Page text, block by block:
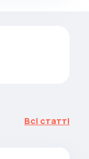
Всі статті